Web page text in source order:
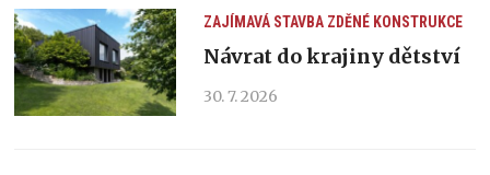
ZAJÍMAVÁ STAVBA ZDĚNÉ KONSTRUKCE
Návrat do krajiny dětství
30. 7. 2026